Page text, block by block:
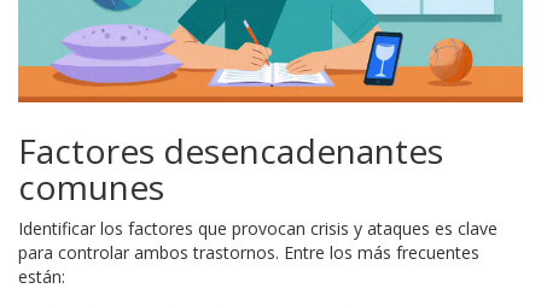
Factores desencadenantes
comunes
Identificar los factores que provocan crisis y ataques es clave
para controlar ambos trastornos. Entre los más frecuentes
están: